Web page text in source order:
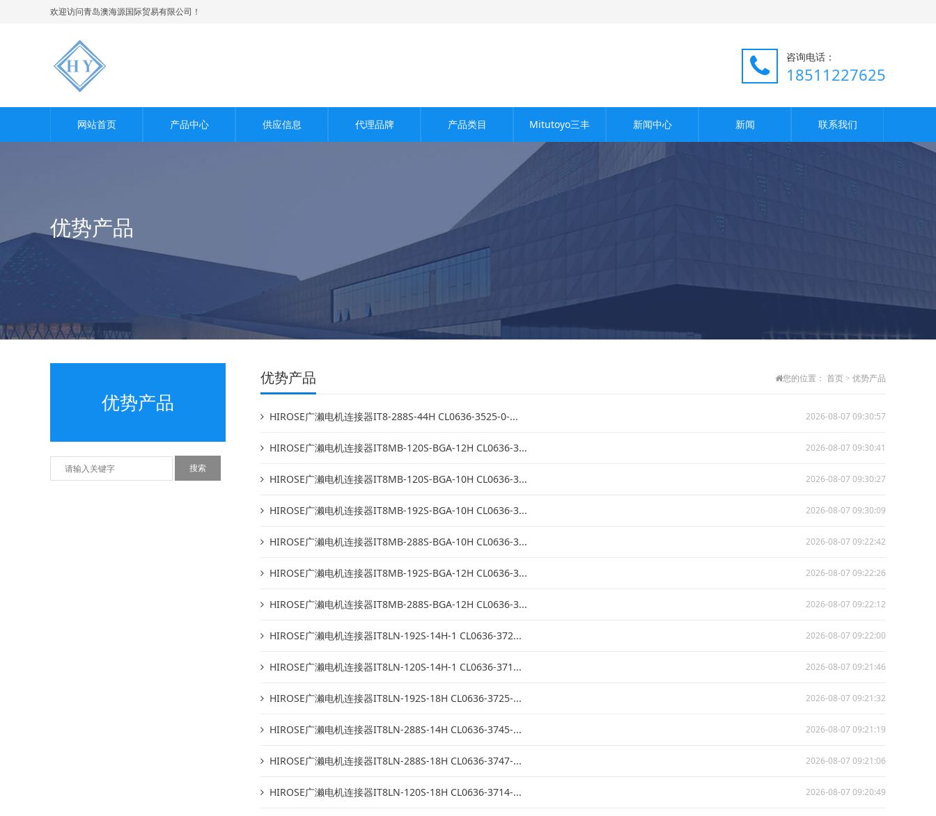
欢迎访问青岛澳海源国际贸易有限公司！
咨询电话：
18511227625
网站首页 产品中心 供应信息 代理品牌 产品类目 Mitutoyo三丰 新闻中心 新闻 联系我们
优势产品
优势产品
优势产品 您的位置： 首页 > 优势产品
HIROSE广濑电机连接器IT8-288S-44H CL0636-3525-0-... 2026-08-07 09:30:57
HIROSE广濑电机连接器IT8MB-120S-BGA-12H CL0636-3... 2026-08-07 09:30:41
HIROSE广濑电机连接器IT8MB-120S-BGA-10H CL0636-3... 2026-08-07 09:30:27
HIROSE广濑电机连接器IT8MB-192S-BGA-10H CL0636-3... 2026-08-07 09:30:09
HIROSE广濑电机连接器IT8MB-288S-BGA-10H CL0636-3... 2026-08-07 09:22:42
HIROSE广濑电机连接器IT8MB-192S-BGA-12H CL0636-3... 2026-08-07 09:22:26
HIROSE广濑电机连接器IT8MB-288S-BGA-12H CL0636-3... 2026-08-07 09:22:12
HIROSE广濑电机连接器IT8LN-192S-14H-1 CL0636-372... 2026-08-07 09:22:00
HIROSE广濑电机连接器IT8LN-120S-14H-1 CL0636-371... 2026-08-07 09:21:46
HIROSE广濑电机连接器IT8LN-192S-18H CL0636-3725-... 2026-08-07 09:21:32
HIROSE广濑电机连接器IT8LN-288S-14H CL0636-3745-... 2026-08-07 09:21:19
HIROSE广濑电机连接器IT8LN-288S-18H CL0636-3747-... 2026-08-07 09:21:06
HIROSE广濑电机连接器IT8LN-120S-18H CL0636-3714-... 2026-08-07 09:20:49